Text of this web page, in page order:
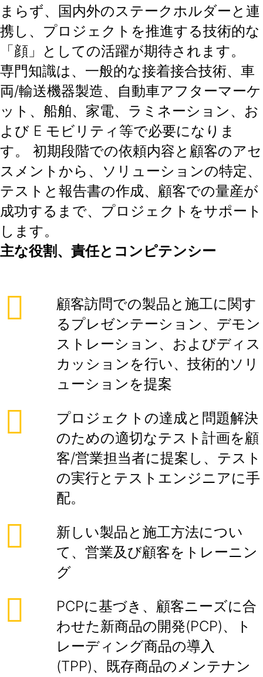
まらず、国内外のステークホルダーと連
携し、プロジェクトを推進する技術的な
「顔」としての活躍が期待されます。
専門知識は、一般的な接着接合技術、車
両/輸送機器製造、自動車アフターマーケ
ット、船舶、家電、ラミネーション、お
よび E モビリティ等で必要になりま
す。 初期段階での依頼内容と顧客のアセ
スメントから、ソリューションの特定、
テストと報告書の作成、顧客での量産が
成功するまで、プロジェクトをサポート
します。
主な役割、責任とコンピテンシー
顧客訪問での製品と施工に関す
るプレゼンテーション、デモン
ストレーション、およびディス
カッションを行い、技術的ソリ
ューションを提案
プロジェクトの達成と問題解決
のための適切なテスト計画を顧
客/営業担当者に提案し、テスト
の実行とテストエンジニアに手
配。
新しい製品と施工方法につい
て、営業及び顧客をトレーニン
グ
PCPに基づき、顧客ニーズに合
わせた新商品の開発(PCP)、ト
レーディング商品の導入
(TPP)、既存商品のメンテナン